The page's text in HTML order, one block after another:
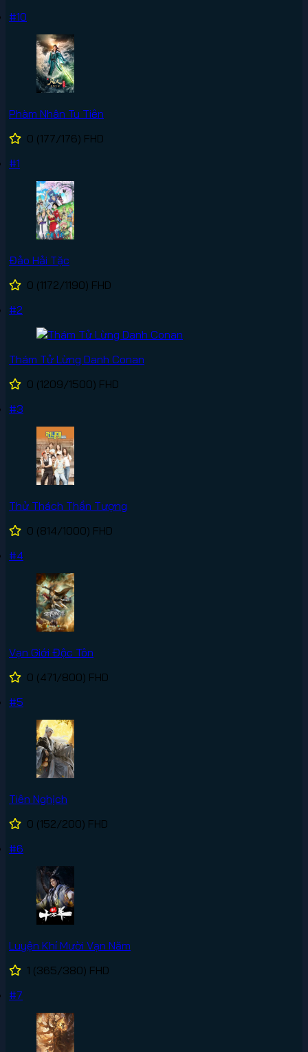
#10
Phàm Nhân Tu Tiên
0 (177/176) FHD
#1
Đảo Hải Tặc
0 (1172/1190) FHD
#2
Thám Tử Lừng Danh Conan
0 (1209/1500) FHD
#3
Thử Thách Thần Tượng
0 (814/1000) FHD
#4
Vạn Giới Độc Tôn
0 (471/800) FHD
#5
Tiên Nghịch
0 (152/200) FHD
#6
Luyện Khí Mười Vạn Năm
1 (365/380) FHD
#7